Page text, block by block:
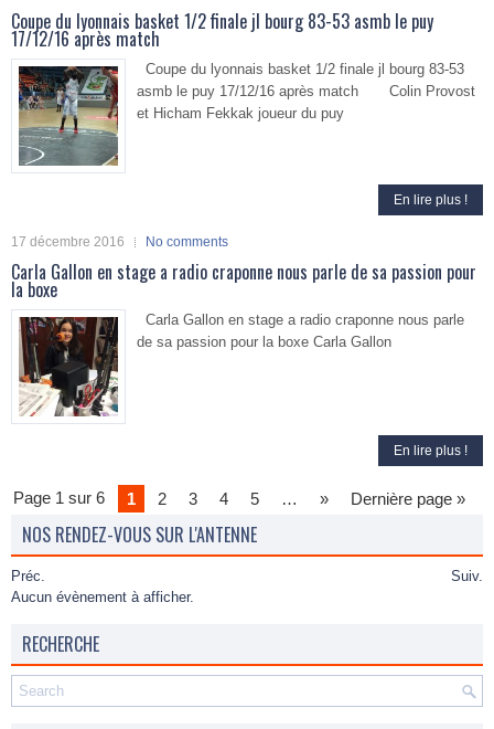
Coupe du lyonnais basket 1/2 finale jl bourg 83-53 asmb le puy
17/12/16 après match
Coupe du lyonnais basket 1/2 finale jl bourg 83-53
asmb le puy 17/12/16 après match Colin Provost
et Hicham Fekkak joueur du puy
En lire plus !
17 décembre 2016 No comments
Carla Gallon en stage a radio craponne nous parle de sa passion pour
la boxe
Carla Gallon en stage a radio craponne nous parle
de sa passion pour la boxe Carla Gallon
En lire plus !
Page 1 sur 6 1 2 3 4 5 … » Dernière page »
NOS RENDEZ-VOUS SUR L'ANTENNE
Préc.
Suiv.
Aucun évènement à afficher.
RECHERCHE